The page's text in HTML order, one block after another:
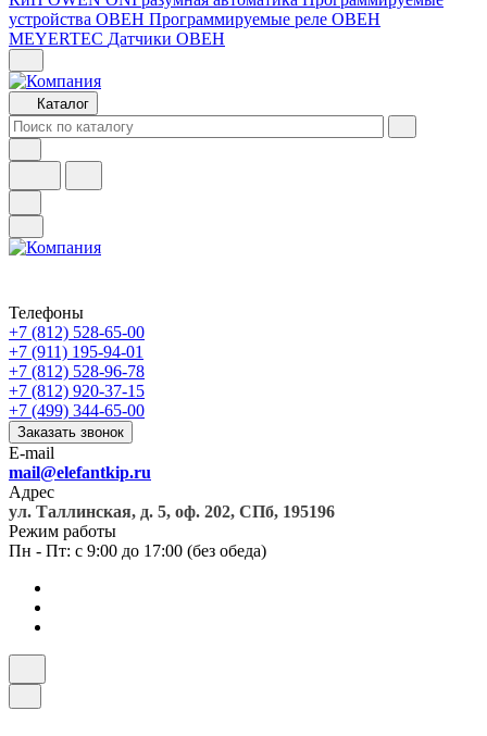
устройства ОВЕН Программируемые реле ОВЕН
MEYERTEC Датчики ОВЕН
Каталог
Телефоны
+7 (812) 528-65-00
+7 (911) 195-94-01
+7 (812) 528-96-78
+7 (812) 920-37-15
+7 (499) 344-65-00
Заказать звонок
E-mail
mail@elefantkip.ru
Адрес
ул. Таллинская, д. 5, оф. 202, СПб, 195196
Режим работы
Пн - Пт: с 9:00 до 17:00 (без обеда)